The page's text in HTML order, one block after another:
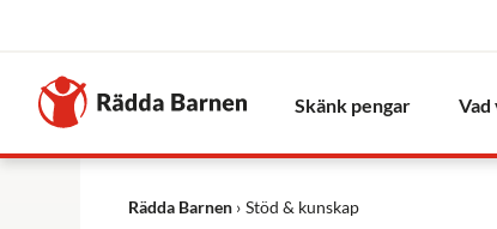
Till
Rädda
Barnens
startsida
Skänk pengar Vad
Rädda Barnen Stöd & kunskap